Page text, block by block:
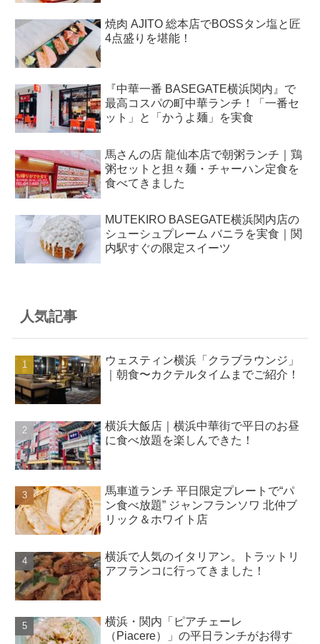
焼肉 AJITO 総本店でBOSSタン塩と匠
4点盛りを堪能！
『中華一番 BASEGATE横浜関内』で
最高コスパの町中華ランチ！「一番セ
ット」と「かうよ麺」を実食
馬さんの店 龍仙本店で朝粥ランチ｜鶏
粥セットと担々麺・チャーハン定食を
食べてきました
MUTEKIRO BASEGATE横浜関内店の
シューシュプレーム バニラを実食｜関
内駅すぐの限定スイーツ
人気記事
ウェスティン横浜「クラブラウンジ」
｜朝食〜カクテルタイムまでご紹介！
横浜大飯店｜横浜中華街で平日のお昼
に食べ放題を楽しんできた！
馬車道ランチ 平日限定プレートで“パ
ン食べ放題” ジャンフランソワ 北仲ブ
リック＆ホワイト店
横浜で人気のイタリアン。トラットリ
アフランコに行ってきました！
横浜・関内「ピアチェーレ
（Piacere）」の平日ランチがお得す